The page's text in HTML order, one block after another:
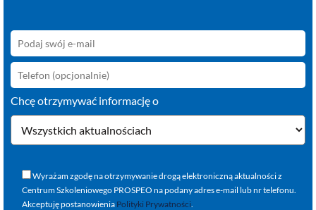
Chcę otrzymywać informację o
Wyrażam zgodę na otrzymywanie drogą elektroniczną aktualności z
Centrum Szkoleniowego PROSPEO na podany adres e-mail lub nr telefonu.
Akceptuję postanowienia Polityki Prywatności